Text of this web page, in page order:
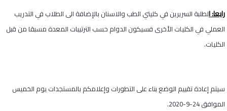
رابعا:الطلبة السريرين في كليتي الطب والاسنان بالإضافة الى الطلاب في التدريب
العملي في الكليات الأخرى فسيكون الدوام حسب الترتيبات المعدة مسبقا من قبل
الكليات.
سيتم إعادة تقييم الوضع بناء على التطورات وإعلامكم بالمستجدات يوم الخميس
الموافق 24-9-2020.